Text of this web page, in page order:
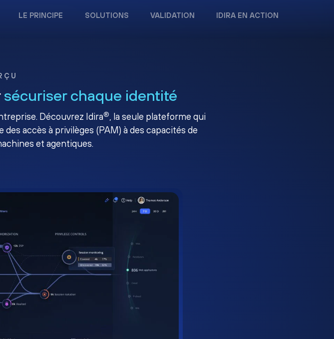
LE PRINCIPE SOLUTIONS VALIDATION IDIRA EN ACTION
sécuriser chaque identité
Découvrez Idira®, la seule plateforme qui
accès à privilèges (PAM) à des capacités de
et agentiques.